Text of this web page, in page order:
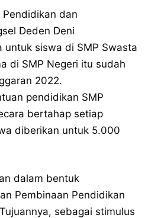
Pendidikan dan
Deden Deni
untuk siswa di SMP Swasta
di SMP Negeri itu sudah
2022.
pendidikan SMP
bertahap setiap
diberikan untuk 5.000
dalam bentuk
Pembinaan Pendidikan
sebagai stimulus